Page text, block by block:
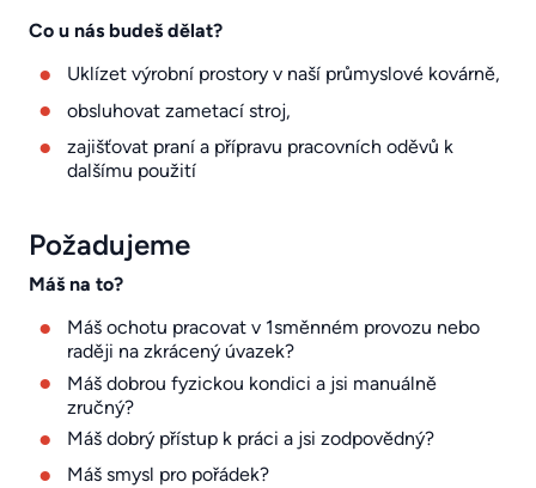
Co u nás budeš dělat?
Uklízet výrobní prostory v naší průmyslové kovárně,
obsluhovat zametací stroj,
zajišťovat praní a přípravu pracovních oděvů k
dalšímu použití
Požadujeme
Máš na to?
Máš ochotu pracovat v 1směnném provozu nebo
raději na zkrácený úvazek?
Máš dobrou fyzickou kondici a jsi manuálně
zručný?
Máš dobrý přístup k práci a jsi zodpovědný?
Máš smysl pro pořádek?